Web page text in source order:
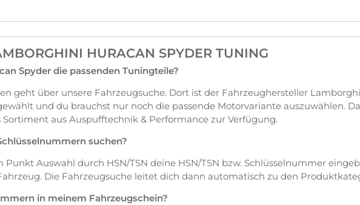
HURACAN SPYDER TUNING
Spyder die passenden Tuningteile?
geht über unsere Fahrzeugsuche. Dort ist der Fahrzeughersteller
und du brauchst nur noch die passende Motorvariante auszuwählen.
aus Auspufftechnik & Performance zur Verfügung.
suchen?
Auswahl durch HSN/TSN deine HSN/TSN bzw. Schlüsselnummer
Die Fahrzeugsuche leitet dich dann automatisch zu den
in meinem Fahrzeugschein?